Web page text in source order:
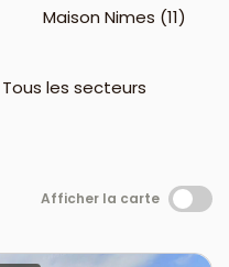
Maison Nimes (11)
Tous les secteurs
Afficher la carte